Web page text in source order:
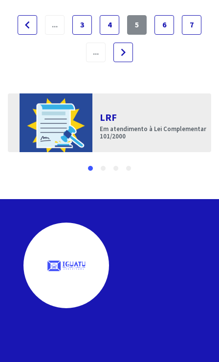
navigate_before ... 3 4 5 6 7
... navigate_next
LRF
Em atendimento à Lei Complementar
101/2000